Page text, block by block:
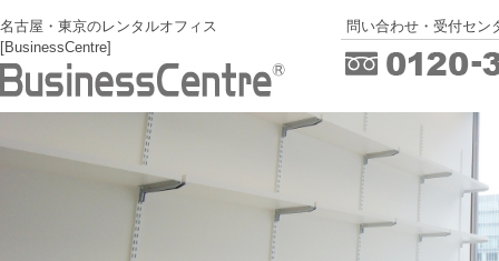
名古屋・東京のレンタルオフィス
[BusinessCentre]
問い合わせ・受付セン